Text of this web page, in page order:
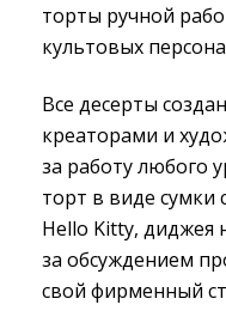
торты ручной
культовых
Все десерты
креаторами и
за работу любого
торт в виде сумки
Hello Kitty, диджея
за обсуждением
свой фирменный